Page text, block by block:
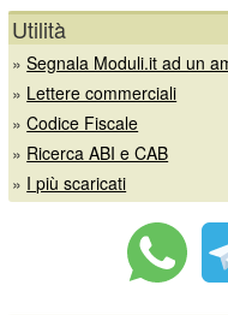
Utilità
»Segnala Moduli.it ad un
» Lettere commerciali
»Codice Fiscale
» Ricerca ABI e CAB
» I più scaricati